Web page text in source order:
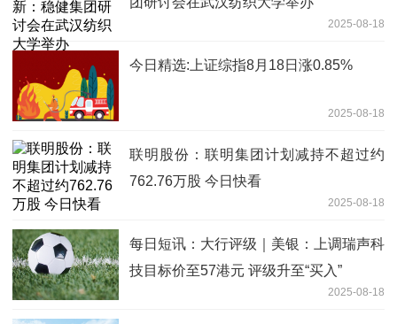
2025-08-18
今日精选:上证综指8月18日涨0.85%
2025-08-18
联明股份：联明集团计划减持不超过约
762.76万股 今日快看
2025-08-18
每日短讯：大行评级｜美银：上调瑞声科
技目标价至57港元 评级升至“买入”
2025-08-18